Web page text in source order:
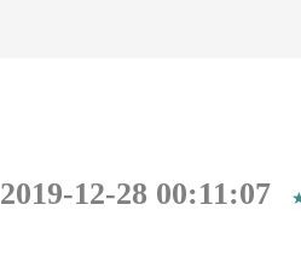
2019-12-28 00:11:07